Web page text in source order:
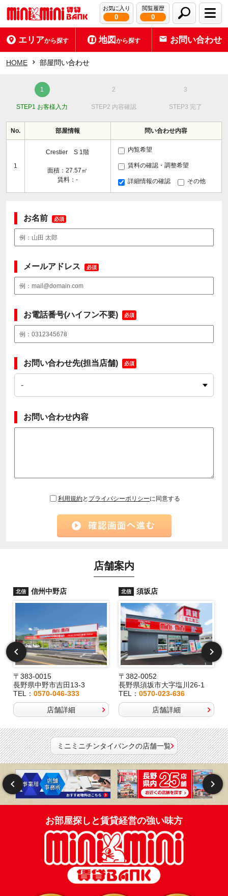
お気に入り
0
閲覧履歴
0
エリアから探す 地図から探す お問い合わせ
HOME 部屋問い合わせ
STEP1 お客様入力 STEP2 内容確認 STEP3 完了
No. 部屋情報 問い合わせ内容
1
Crestier S 1階
面積：27.57㎡
賃料：-
内覧希望
賃料の確認・調整希望
詳細情報の確認 その他
お名前 必須
メールアドレス 必須
お電話番号(ハイフン不要) 必須
お問い合わせ先(担当店舗) 必須
お問い合わせ内容
利用規約と プライバシーポリシーに同意する
店舗案内
北信 信州中野店
〒383-0015
長野県中野市吉田13-3
TEL： 0570-046-333
店舗詳細
北信 須坂店
〒382-0052
長野県須坂市大字塩川26-1
TEL：0570-023-636
店舗詳細
ミニミニチンタイバンクの店舗一覧
お部屋探しと賃貸経営の強い味方